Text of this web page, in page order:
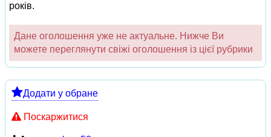
років.
Дане оголошення уже не актуальне. Нижче Ви
можете переглянути свіжі оголошення із цієї рубрики
Додати у обране
Поскаржитися